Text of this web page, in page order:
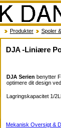
Produkter Spoler
DJA -Liniære
DJA Serien benytter
optimere dit design
Lagringskapacitet 1/2LI
Mekanisk Oversigt &